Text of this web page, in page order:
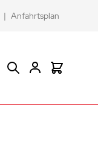
| Anfahrtsplan
Suche